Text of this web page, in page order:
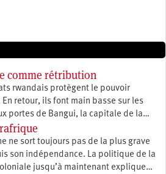
comme rétribution
rwandais protègent le pouvoir
retour, ils font main basse sur les
portes de Bangui, la capitale de la…
ne sort toujours pas de la plus grave
son indépendance. La politique de la
jusqu’à maintenant explique…